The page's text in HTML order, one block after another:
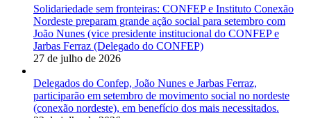
Solidariedade sem fronteiras: CONFEP e Instituto Conexão
Nordeste preparam grande ação social para setembro com
João Nunes (vice presidente institucional do CONFEP e
Jarbas Ferraz (Delegado do CONFEP)
27 de julho de 2026
Delegados do Confep, João Nunes e Jarbas Ferraz,
participarão em setembro de movimento social no nordeste
(conexão nordeste), em benefício dos mais necessitados.